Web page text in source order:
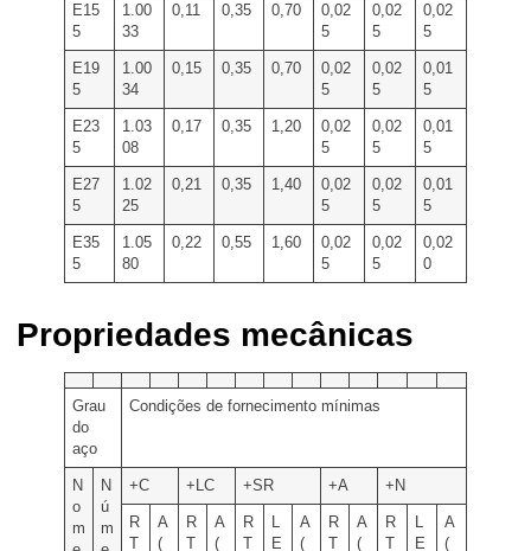
E15
5
1.00
33
0,11 0,35 0,70
0,02
5
0,02
5
0,02
5
E19
5
1.00
34
0,15 0,35 0,70
0,02
5
0,02
5
0,01
5
E23
5
1.03
08
0,17 0,35 1,20
0,02
5
0,02
5
0,01
5
E27
5
1.02
25
0,21 0,35 1,40
0,02
5
0,02
5
0,01
5
E35
5
1.05
80
0,22 0,55 1,60
0,02
5
0,02
5
0,02
0
Propriedades mecânicas
Grau
do
aço
Condições de fornecimento mínimas
N
o
m
N
ú
m
+C +LC +SR +A +N
R
T
A
(
R
T
A
(
R
T
L
E
A
(
R
T
A
(
R
T
L
E
A
(